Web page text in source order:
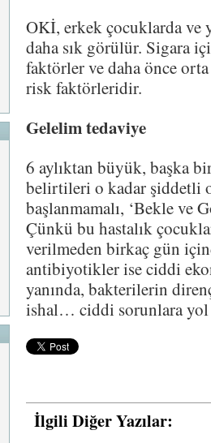
OKİ, erkek çocuklarda ve
daha sık görülür. Sigara
faktörler ve daha önce
risk faktörleridir.
Gelelim tedaviye
6 aylıktan büyük, başka
belirtileri o kadar şiddetli
başlanmamalı, ‘Bekle ve
Çünkü bu hastalık
verilmeden birkaç gün
antibiyotikler ise ciddi
yanında, bakterilerin
ishal… ciddi sorunlara
İlgili Diğer Yazılar: